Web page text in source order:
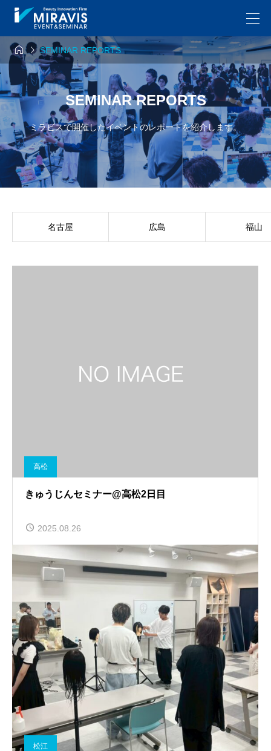
SEMINAR REPORTS
SEMINAR REPORTS
ミラビスで開催したイベントのレポートを紹介します。
名古屋 広島 福山
高松
きゅうじんセミナー@高松2日目
2025.08.26
松江